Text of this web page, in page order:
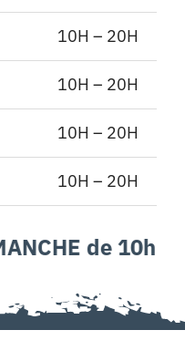
10H – 20H
10H – 20H
10H – 20H
10H – 20H
de 10h a